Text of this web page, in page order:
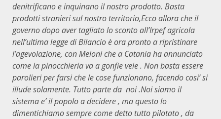
denitrificano e inquinano il nostro prodotto. Basta
prodotti stranieri sul nostro territorio,Ecco allora che il
governo dopo aver tagliato lo sconto all’Irpef agricola
nell’ultima legge di Bilancio è ora pronto a ripristinare
l’agevolazione, con Meloni che a Catania ha annunciato
come la pinocchieria va a gonfie vele . Non basta essere
parolieri per farsi che le cose funzionano, facendo cosi’ si
illude solamente. Tutto parte da noi .Noi siamo il
sistema e’ il popolo a decidere , ma questo lo
dimentichiamo sempre come detto tutto pilotato , da